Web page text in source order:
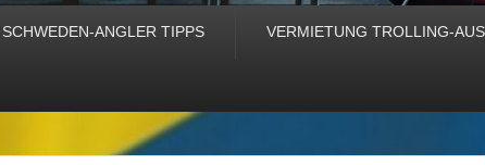
SCHWEDEN-ANGLER TIPPS VERMIETUNG TROLLING-